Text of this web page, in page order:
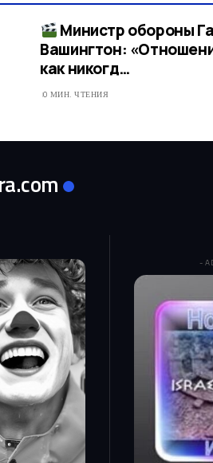
Министр обороны
Вашингтон:
как никогд…​
0 МИН. ЧТЕНИЯ
-